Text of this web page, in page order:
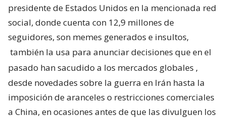
presidente de Estados Unidos en la mencionada red
social, donde cuenta con 12,9 millones de
seguidores, son memes generados e insultos,
también la usa para anunciar decisiones que en el
pasado han sacudido a los mercados globales ,
desde novedades sobre la guerra en Irán hasta la
imposición de aranceles o restricciones comerciales
a China, en ocasiones antes de que las divulguen los